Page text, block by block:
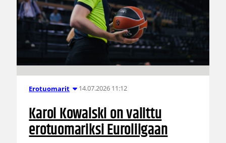
Erotuomarit 14.07.2026 11:12
Karol Kowalski on valittu
erotuomariksi Euroliigaan